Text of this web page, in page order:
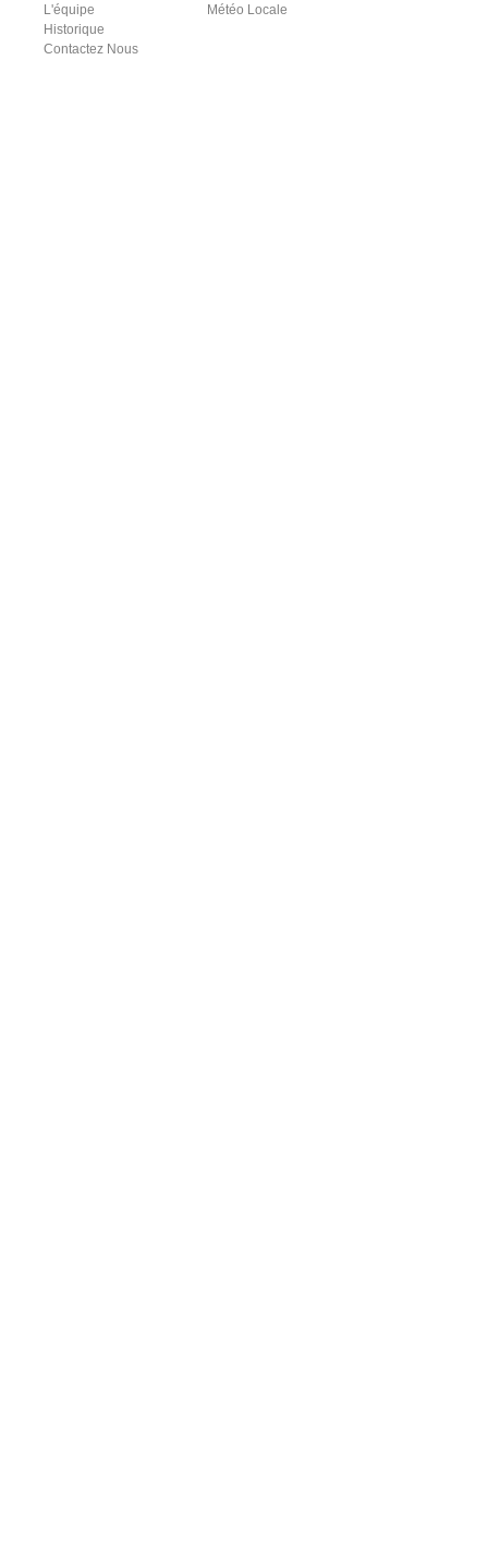
L'équipe
Historique
Contactez Nous
Météo Locale